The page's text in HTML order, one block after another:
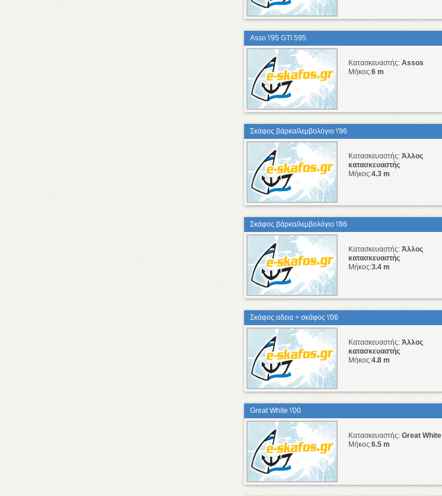
Asso \'95 GTI 595
Κατασκευαστής: Assos
Μήκος:6 m
Σκάφος βάρκα/λεμβολόγιο \'96
Κατασκευαστής: Άλλος
κατασκευαστής
Μήκος:4.3 m
Σκάφος βάρκα/λεμβολόγιo \'86
Κατασκευαστής: Άλλος
κατασκευαστής
Μήκος:3.4 m
Σκάφος αδεια + σκάφος \'06
Κατασκευαστής: Άλλος
κατασκευαστής
Μήκος:4.8 m
Great White \'00
Κατασκευαστής: Great White
Μήκος:6.5 m